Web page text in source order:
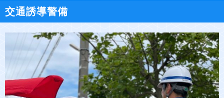
採用情報
会社概要
お問い合わせ
交通誘導警備